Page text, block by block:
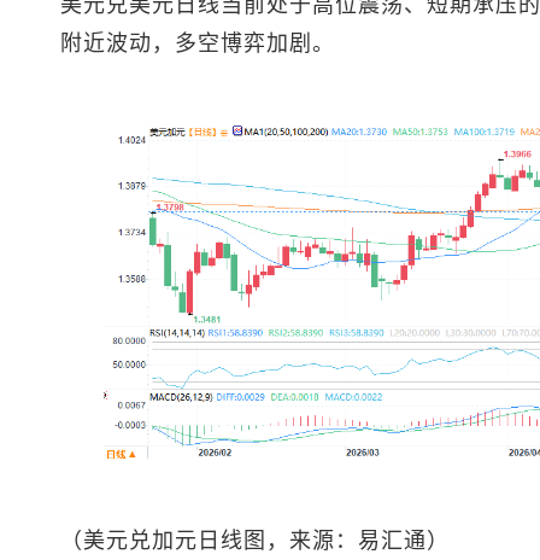
美元兑美元日线当前处于高位震荡、短期承压
附近波动，多空博弈加剧。
（ 美元兑加元 日线图，来源：易汇通）